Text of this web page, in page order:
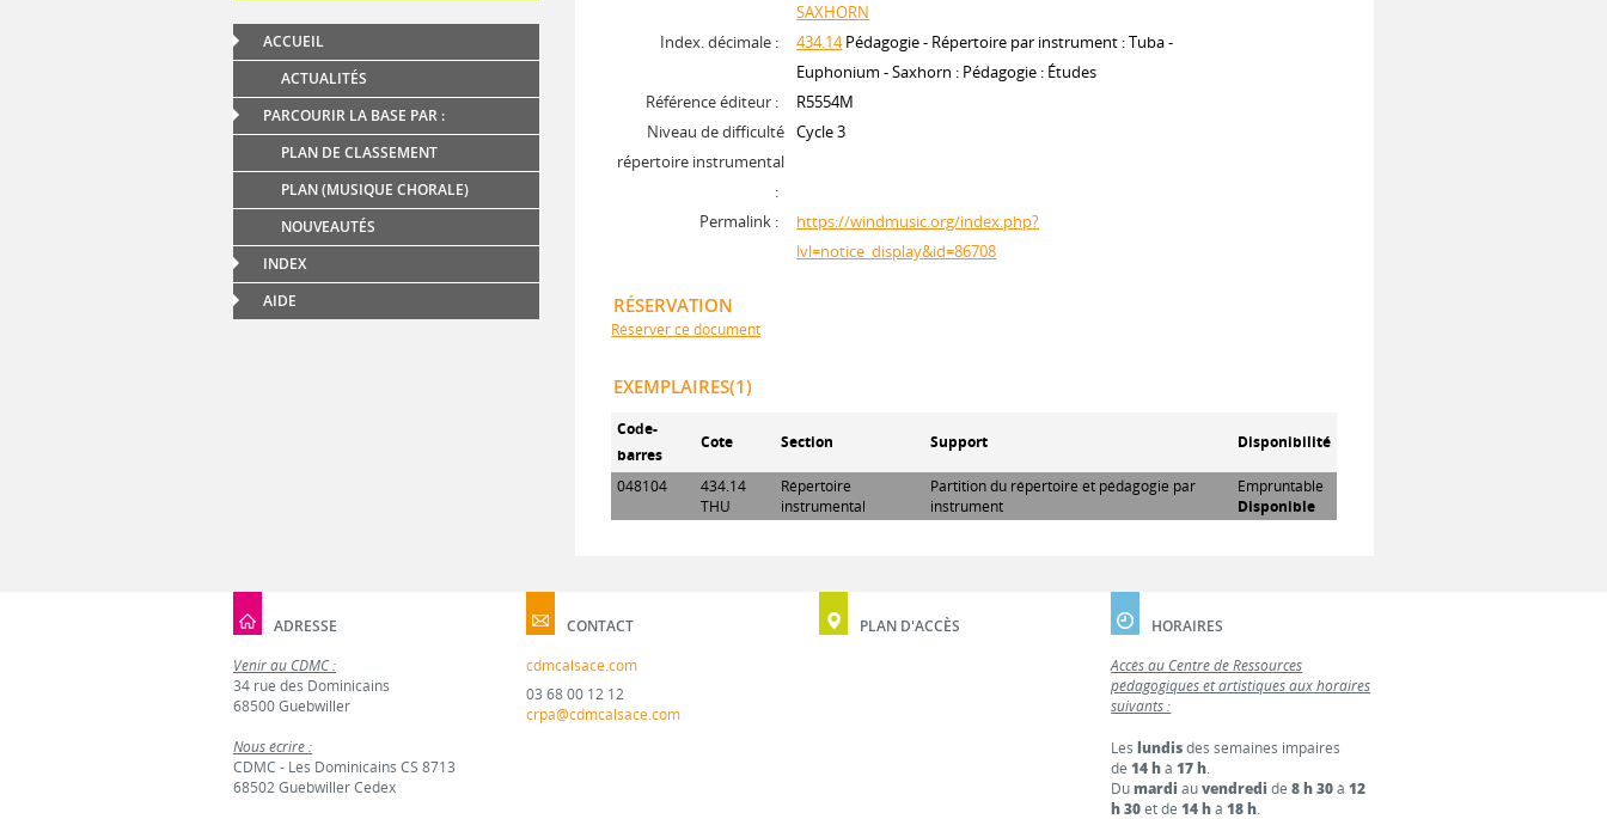
ACCUEIL
ACTUALITÉS
PARCOURIR LA BASE PAR :
PLAN DE CLASSEMENT
PLAN (MUSIQUE CHORALE)
NOUVEAUTÉS
INDEX
AIDE
SAXHORN
Index. décimale :
434.14 Pédagogie - Répertoire par instrument : Tuba -
Euphonium - Saxhorn : Pédagogie : Études
Référence éditeur :
R5554M
Niveau de difficulté
répertoire instrumental
:
Cycle 3
Permalink :
https://windmusic.org/index.php?
lvl=notice_display&id=86708
RÉSERVATION
Réserver ce document
EXEMPLAIRES(1)
Code-
barres
Cote Section Support Disponibilité
048104
434.14
THU
Répertoire
instrumental
Partition du répertoire et pédagogie par
instrument
Empruntable
Disponible
ADRESSE
Venir au CDMC :
34 rue des Dominicains
68500 Guebwiller
Nous écrire :
CDMC - Les Dominicains CS 8713
68502 Guebwiller Cedex
CONTACT
cdmcalsace.com
03 68 00 12 12
crpa@cdmcalsace.com
PLAN D'ACCÈS
HORAIRES
Accès au Centre de Ressources
pédagogiques et artistiques aux horaires
suivants :
Leslundisdes semaines impaires
de14 hà17 h.
Dumardi auvendredi de8 h 30à12
h 30et de14 hà18 h.